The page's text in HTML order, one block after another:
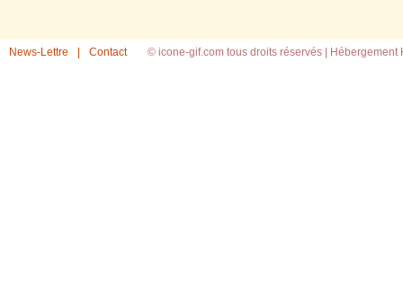
News-Lettre Contact © icone-gif.com tous droits réservés | Hébergement